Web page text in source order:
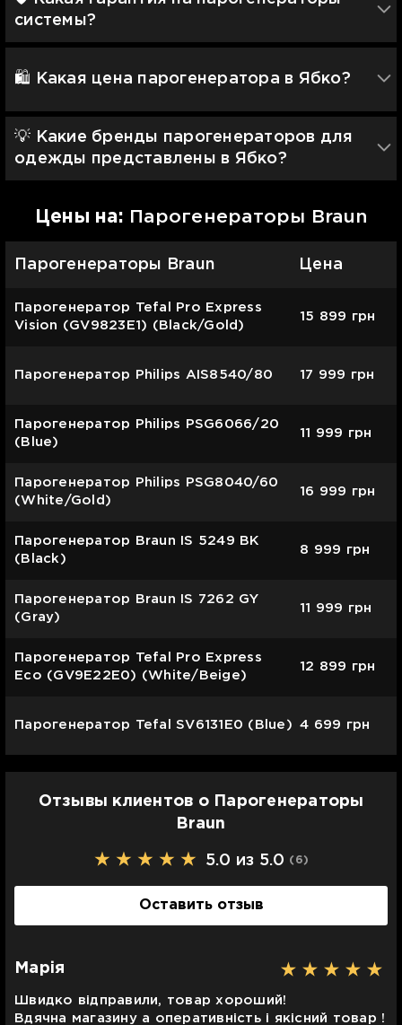
системы?
🛍️ Какая цена парогенератора в Ябко?
💡 Какие бренды парогенераторов для
одежды представлены в Ябко?
Цены на: Парогенераторы Braun
Парогенераторы Braun Цена
Парогенератор Tefal Pro Express
Vision (GV9823E1) (Black/Gold)
15 899 грн
Парогенератор Philips AIS8540/80 17 999 грн
Парогенератор Philips PSG6066/20
(Blue)
11 999 грн
Парогенератор Philips PSG8040/60
(White/Gold)
16 999 грн
Парогенератор Braun IS 5249 BK
(Black)
8 999 грн
Парогенератор Braun IS 7262 GY
(Gray)
11 999 грн
Парогенератор Tefal Pro Express
Eco (GV9E22E0) (White/Beige)
12 899 грн
Парогенератор Tefal SV6131E0 (Blue) 4 699 грн
Отзывы клиентов о Парогенераторы
Braun
5.0 из 5.0 (6)
Оставить отзыв
Марія
Швидко відправили, товар хороший!
Вдячна магазину а оперативність і якісний товар !